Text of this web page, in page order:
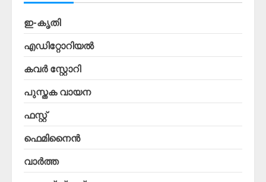
ഇ-കൃതി
എഡിറ്റോറിയൽ
കവർ സ്റ്റോറി
പുസ്തക വായന
ഫസ്റ്റ്
ഫെമിനൈൻ
വാർത്ത